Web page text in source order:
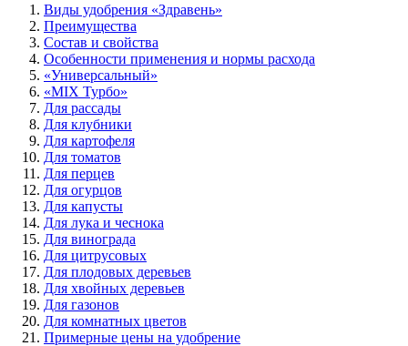
Виды удобрения «Здравень»
Преимущества
Состав и свойства
Особенности применения и нормы расхода
«Универсальный»
«MIX Турбо»
Для рассады
Для клубники
Для картофеля
Для томатов
Для перцев
Для огурцов
Для капусты
Для лука и чеснока
Для винограда
Для цитрусовых
Для плодовых деревьев
Для хвойных деревьев
Для газонов
Для комнатных цветов
Примерные цены на удобрение